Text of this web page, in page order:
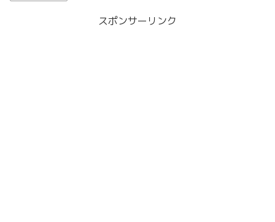
スポンサーリンク